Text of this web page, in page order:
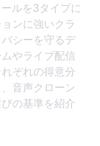
ルを3タイプに
ンに強いクラ
シーを守るデ
やライブ配信
ぞれの得意分
音声クローン
の基準を紹介